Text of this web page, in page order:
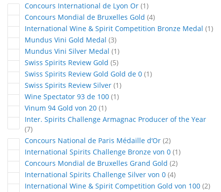
Concours International de Lyon Or 1article
Concours Mondial de Bruxelles Gold 4articles
International Wine & Spirit Competition Bronze Medal 1
Mundus Vini Gold Medal 3articles
Mundus Vini Silver Medal 1article
Swiss Spirits Review Gold 5articles
Swiss Spirits Review Gold Gold de 0 1article
Swiss Spirits Review Silver 1article
Wine Spectator 93 de 100 1article
Vinum 94 Gold von 20 1article
Inter. Spirits Challenge Armagnac Producer of the Year
7articles
Concours National de Paris Médaille d‘Or 2articles
International Spirits Challenge Bronze von 0 1article
Concours Mondial de Bruxelles Grand Gold 2articles
International Spirits Challenge Silver von 0 4articles
International Wine & Spirit Competition Gold von 100 2